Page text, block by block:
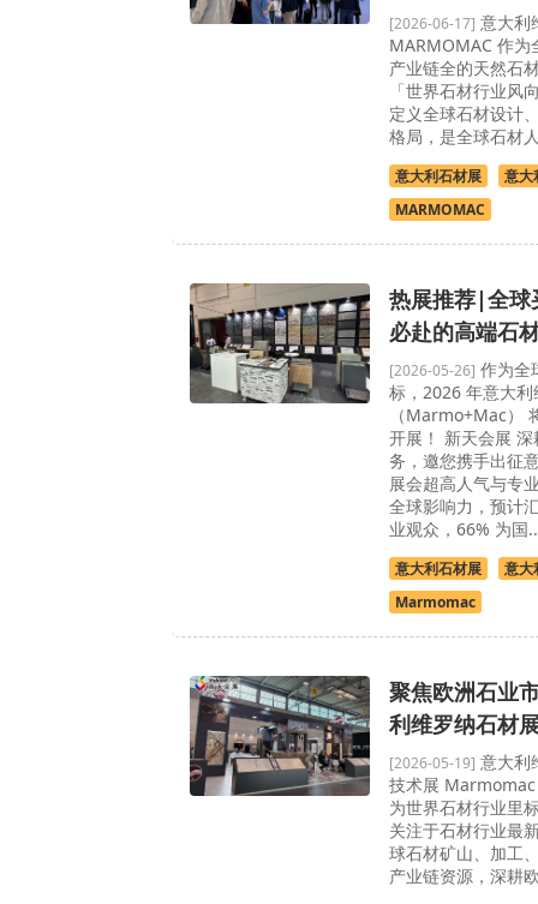
[2026-06-17] 意大利
MARMOMAC 作为
产业链全的天然石
「世界石材行业风
定义全球石材设计
格局，是全球石材
意大利石材展
意大
MARMOMAC
热展推荐|全球
必赴的高端石
[2026-05-26] 作为全
标，2026 年意大
（Marmo+Mac）
开展！ 新天会展
务，邀您携手出征
展会超高人气与专
全球影响力，预计
业观众，66% 为国
意大利石材展
意大
Marmomac
聚焦欧洲石业
利维罗纳石材
[2026-05-19] 意大利
技术展
为世界石材行业里
关注于石材行业最
球石材矿山、加工
产业链资源，深耕